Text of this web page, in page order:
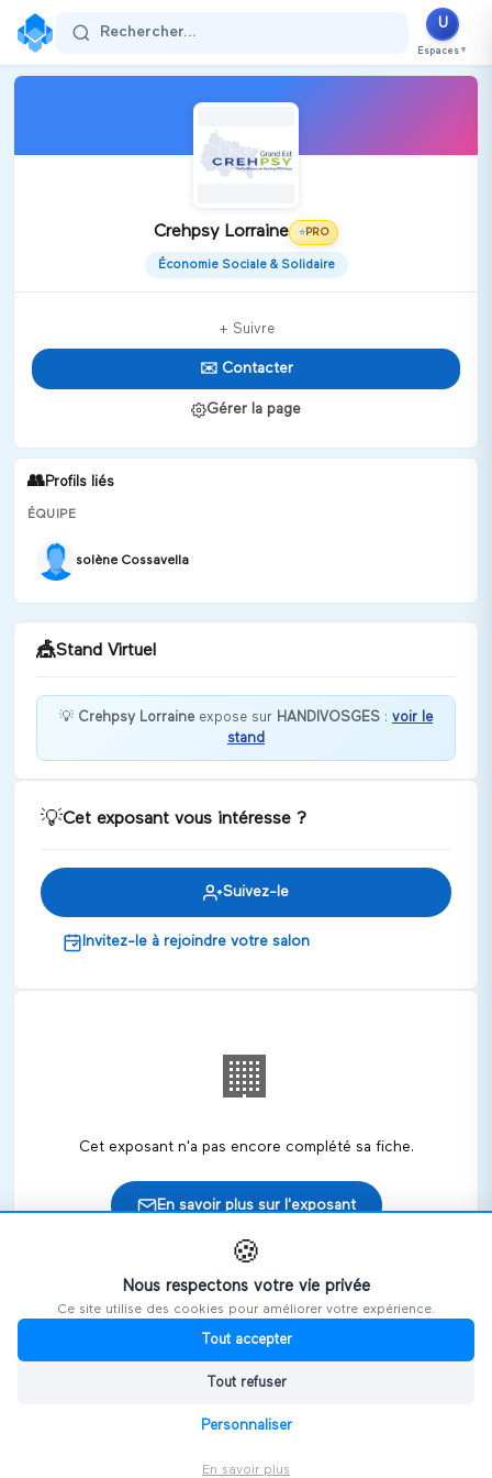
Rechercher...
U
Espaces ▼
Crehpsy Lorraine ⭐ PRO
Économie Sociale & Solidaire
+ Suivre
✉️ Contacter
Gérer la page
👥Profils liés
ÉQUIPE
solène Cossavella
🎪Stand Virtuel
La santé mentale vous questionne, venez nous
voir ! Nous serons ravis de répondre à vos
Discuter
💡 Crehpsy Lorraine expose sur HANDIVOSGES : voir le
stand
💡Cet exposant vous intéresse ?
Suivez-le
Invitez-le à rejoindre votre salon
🏢
Cet exposant n'a pas encore complété sa fiche.
En savoir plus sur l'exposant
🎪Retrouvez cet exposant sur les salons
🍪
Nous respectons votre vie privée
Ce site utilise des cookies pour améliorer votre expérience.
Tout accepter
Tout refuser
Personnaliser
En savoir plus